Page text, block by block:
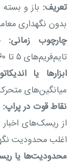
تعریف: باز و
بدون نگهداری
چارچوب زمانی:
تایم‌فریم‌های ۵ تا ۶۰ دقیقه.
ابزارها یا
میانگین‌های
نقاط قوت در پراپ:
از ریسک‌های
اغلب محدودیت
محدودیت‌ها یا